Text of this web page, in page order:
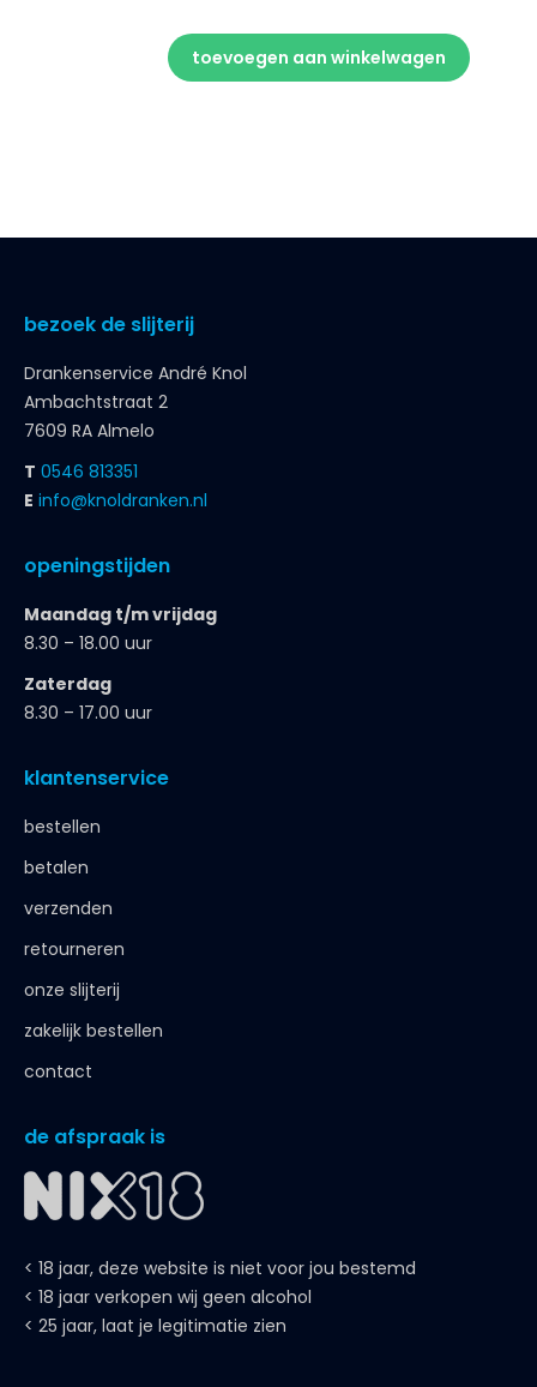
toevoegen aan winkelwagen
bezoek de slijterij
Drankenservice André Knol
Ambachtstraat 2
7609 RA Almelo
T 0546 813351
E info@knoldranken.nl
openingstijden
Maandag t/m vrijdag
8.30 – 18.00 uur
Zaterdag
8.30 – 17.00 uur
klantenservice
bestellen
betalen
verzenden
retourneren
onze slijterij
zakelijk bestellen
contact
de afspraak is
< 18 jaar, deze website is niet voor jou bestemd
< 18 jaar verkopen wij geen alcohol
< 25 jaar, laat je legitimatie zien